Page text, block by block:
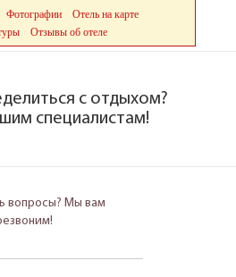
Фотографии
Отель на карте
Отзывы об отеле
с отдыхом?
специалистам!
вопросы? Мы вам